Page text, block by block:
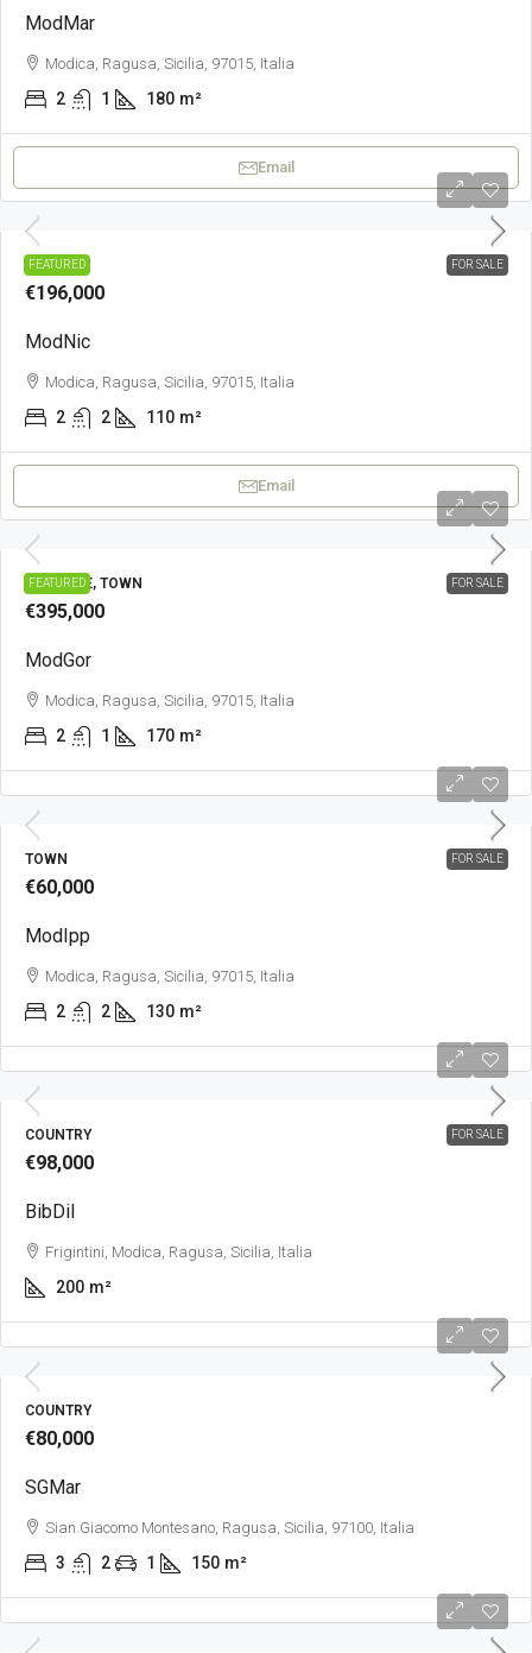
ModMar
Modica, Ragusa, Sicilia, 97015, Italia
2 1 180 m²
Email
FEATURED FOR SALE
TOWN
€196,000
ModNic
Modica, Ragusa, Sicilia, 97015, Italia
2 2 110 m²
Email
FEATURED FOR SALE
PRESTIGE, TOWN
€395,000
ModGor
Modica, Ragusa, Sicilia, 97015, Italia
2 1 170 m²
FOR SALE
TOWN
€60,000
ModIpp
Modica, Ragusa, Sicilia, 97015, Italia
2 2 130 m²
FOR SALE
COUNTRY
€98,000
BibDil
Frigintini, Modica, Ragusa, Sicilia, Italia
200 m²
COUNTRY
€80,000
SGMar
Sian Giacomo Montesano, Ragusa, Sicilia, 97100, Italia
3 2 1 150 m²